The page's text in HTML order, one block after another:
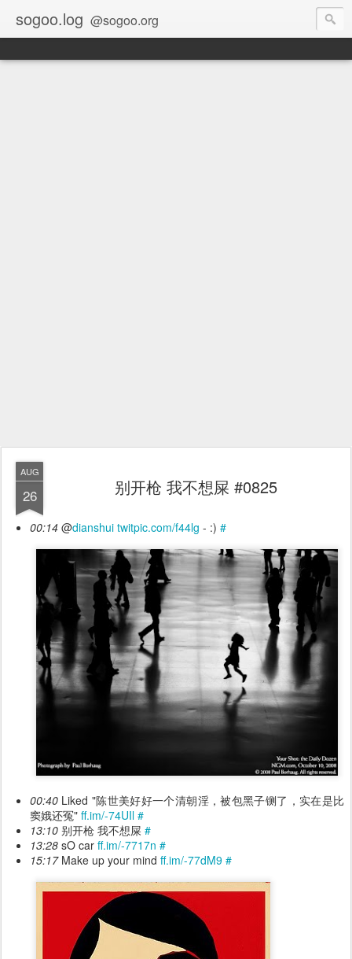
sogoo.log @sogoo.org
AUG
26 别开枪 我不想屎 #0825
00:14 @dianshui twitpic.com/f44lg - :) #
00:40 Liked "陈世美好好一个清朝淫，被包黑子铡了，实在是比
窦娥还冤" ff.im/-74UIl #
13:10 别开枪 我不想屎 #
13:28 sO car ff.im/-7717n #
15:17Make up your mind ff.im/-77dM9 #